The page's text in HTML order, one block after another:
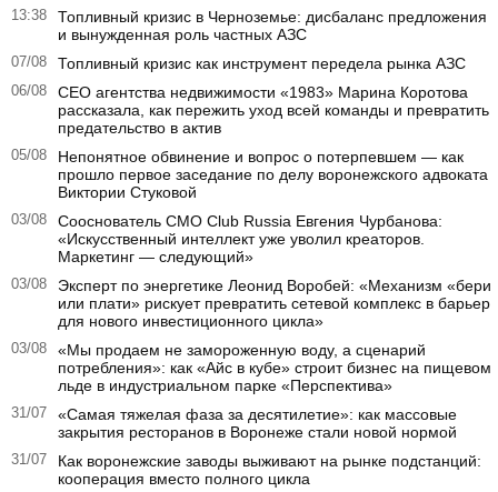
13:38
Топливный кризис в Черноземье: дисбаланс предложения
и вынужденная роль частных АЗС
07/08 Топливный кризис как инструмент передела рынка АЗС
06/08
CEO агентства недвижимости «1983» Марина Коротова
рассказала, как пережить уход всей команды и превратить
предательство в актив
05/08
Непонятное обвинение и вопрос о потерпевшем — как
прошло первое заседание по делу воронежского адвоката
Виктории Стуковой
03/08
Сооснователь CMO Club Russia Евгения Чурбанова:
«Искусственный интеллект уже уволил креаторов.
Маркетинг — следующий»
03/08
Эксперт по энергетике Леонид Воробей: «Механизм «бери
или плати» рискует превратить сетевой комплекс в барьер
для нового инвестиционного цикла»
03/08
«Мы продаем не замороженную воду, а сценарий
потребления»: как «Айс в кубе» строит бизнес на пищевом
льде в индустриальном парке «Перспектива»
31/07
«Самая тяжелая фаза за десятилетие»: как массовые
закрытия ресторанов в Воронеже стали новой нормой
31/07
Как воронежские заводы выживают на рынке подстанций:
кооперация вместо полного цикла